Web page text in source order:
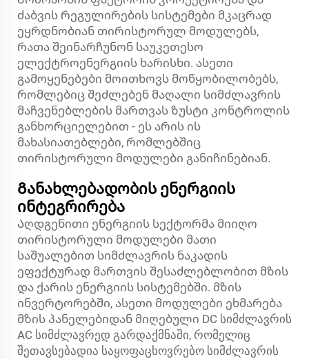
ძაბვის რეგულირების სისტემები მკაცრად
ეყრდნობიან თირისტორულ მოდულებს,
რათა შეინარჩუნონ საუკეთესო
ელექტროენერგიის ხარისხი. ასეთი
გამოყენებები მოითხოვს მოწყობილობებს,
რომლებიც შეძლებენ მაღალი სიმძლავრის
მაჩვენებლების მართვას ზუსტი კონტროლის
განხორციელებით - ეს არის ის
მახასიათებლები, რომლებშიც
თირისტორული მოდულები განიჩინებიან.
Განახლებადობის ენერგიის
ინტეგრირება
Აღდგენითი ენერგიის სექტორმა მიიღო
თირისტორული მოდულები მათი
საშუალებით სიმძლავრის ნაკადის
ეფექტურად მართვის შესაძლებლობით მზის
და ქარის ენერგიის სისტემებში. მზის
ინვერტორებში, ასეთი მოდულები ეხმარება
მზის პანელებიდან მიღებული DC სიმძლავრის
AC სიმძლავრედ გარდაქმნაში, რომელიც
შეთავსებადია საყოფაცხოვრებო სიმძლავრის